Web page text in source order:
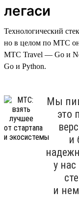
легаси
Технологический
но в целом по МТС он
МТС Travel — Go и
Go и Python.
Мы
это
и
у
и